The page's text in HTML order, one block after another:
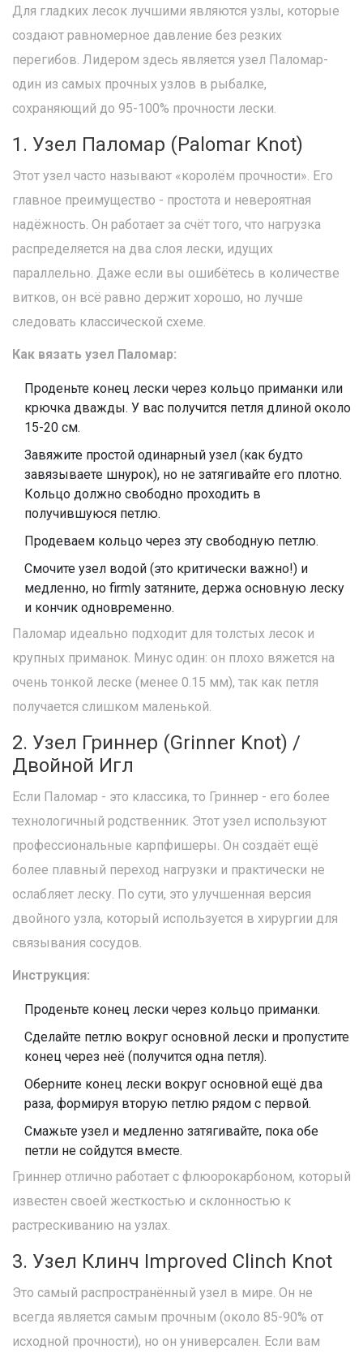
Для гладких лесок лучшими являются узлы, которые
создают равномерное давление без резких
перегибов. Лидером здесь является узел Паломар-
один из самых прочных узлов в рыбалке,
сохраняющий до 95-100% прочности лески.
1. Узел Паломар (Palomar Knot)
Этот узел часто называют «королём прочности». Его
главное преимущество - простота и невероятная
надёжность. Он работает за счёт того, что нагрузка
распределяется на два слоя лески, идущих
параллельно. Даже если вы ошибётесь в количестве
витков, он всё равно держит хорошо, но лучше
следовать классической схеме.
Как вязать узел Паломар:
Проденьте конец лески через кольцо приманки или
крючка дважды. У вас получится петля длиной около
15-20 см.
Завяжите простой одинарный узел (как будто
завязываете шнурок), но не затягивайте его плотно.
Кольцо должно свободно проходить в
получившуюся петлю.
Продеваем кольцо через эту свободную петлю.
Смочите узел водой (это критически важно!) и
медленно, но firmly затяните, держа основную леску
и кончик одновременно.
Паломар идеально подходит для толстых лесок и
крупных приманок. Минус один: он плохо вяжется на
очень тонкой леске (менее 0.15 мм), так как петля
получается слишком маленькой.
2. Узел Гриннер (Grinner Knot) /
Двойной Игл
Если Паломар - это классика, то Гриннер - его более
технологичный родственник. Этот узел используют
профессиональные карпфишеры. Он создаёт ещё
более плавный переход нагрузки и практически не
ослабляет леску. По сути, это улучшенная версия
двойного узла, который используется в хирургии для
связывания сосудов.
Инструкция:
Проденьте конец лески через кольцо приманки.
Сделайте петлю вокруг основной лески и пропустите
конец через неё (получится одна петля).
Оберните конец лески вокруг основной ещё два
раза, формируя вторую петлю рядом с первой.
Смажьте узел и медленно затягивайте, пока обе
петли не сойдутся вместе.
Гриннер отлично работает с флюорокарбоном, который
известен своей жесткостью и склонностью к
растрескиванию на узлах.
3. Узел Клинч Improved Clinch Knot
Это самый распространённый узел в мире. Он не
всегда является самым прочным (около 85-90% от
исходной прочности), но он универсален. Если вам